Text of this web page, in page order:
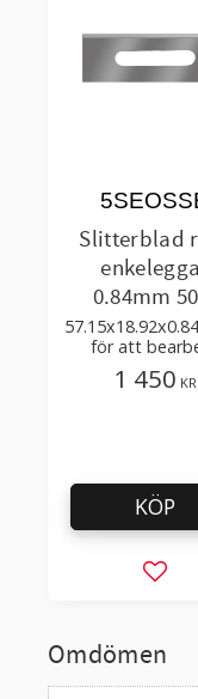
Omdömen
Slitterblad
0.84mm
för att
plastfilm,
material
1 450 KR
KÖP